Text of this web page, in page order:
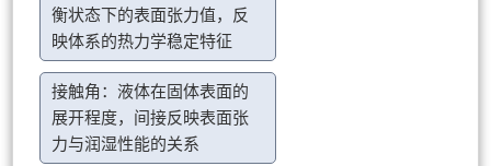
衡状态下的表面张力值，反
映体系的热力学稳定特征
接触角：液体在固体表面的
展开程度，间接反映表面张
力与润湿性能的关系